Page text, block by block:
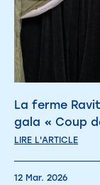
La ferme
gala « Coup
LIRE L'ARTICLE
12 Mar. 2026